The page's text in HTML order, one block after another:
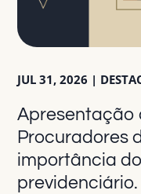
Apresentação
Procuradores
importância
previdenciário.
JUL 31, 2026 |